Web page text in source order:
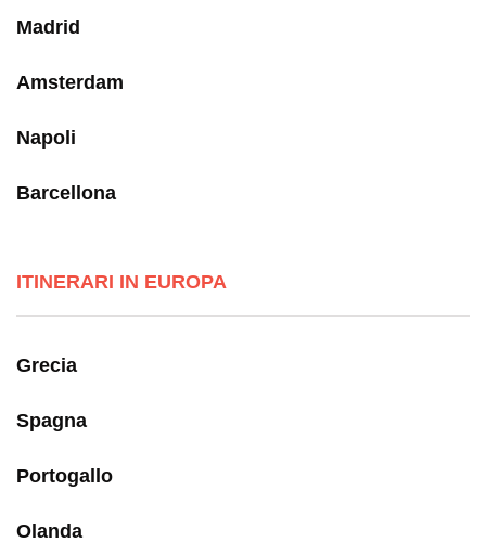
Madrid
Amsterdam
Napoli
Barcellona
ITINERARI IN EUROPA
Grecia
Spagna
Portogallo
Olanda